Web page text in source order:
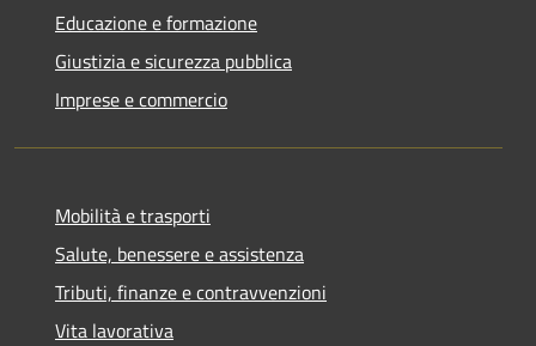
Educazione e formazione
Giustizia e sicurezza pubblica
Imprese e commercio
Mobilità e trasporti
Salute, benessere e assistenza
Tributi, finanze e contravvenzioni
Vita lavorativa